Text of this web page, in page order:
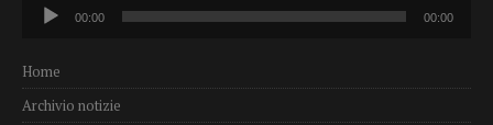
Audio
Player
00:00 00:00
Home
Archivio notizie